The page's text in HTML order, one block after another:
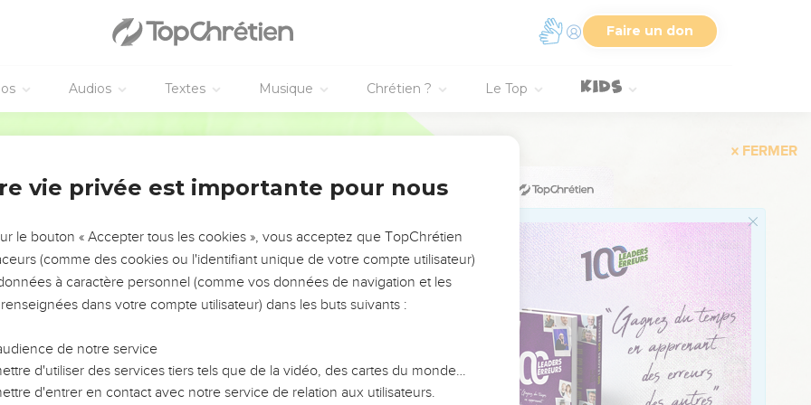
Faire un don
Audios Textes Musique Chrétien ? Le Top
de l’Égypte, Depuis les hommes jusqu’au bétail.
Et tua des rois puissants,
Og, roi de Basan, Et tous les rois de Canaan ;
à toujours, Éternel ! ton souvenir de génération en génération.
sont de l’argent et de l’or, Œuvre de la main des hommes.
ne parlent pas, Elles ont des yeux et ne voient pas,
n’écoutent pas, Elles n’ont pas de souffle dans leur bouche.
l’Éternel ! Maison d’Aaron, bénissez l’Éternel !
l’Éternel ! Vous qui craignez l’Éternel, bénissez l’Éternel !
vie privée est importante pour nous
le bouton « Accepter tous les cookies », vous acceptez que TopChrétien
(comme des cookies ou l'identifiant unique de votre compte utilisateur)
à caractère personnel (comme vos données de navigation et les
dans votre compte utilisateur) dans les buts suivants :
de notre service
d'utiliser des services tiers tels que de la vidéo, des cartes du monde…
d'entrer en contact avec notre service de relation aux utilisateurs.